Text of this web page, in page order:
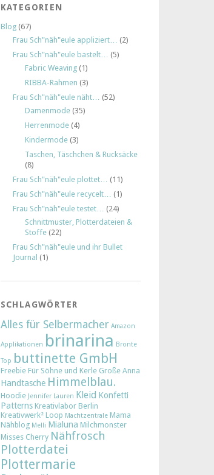
KATEGORIEN
Blog(67)
Frau Sch"näh"eule appliziert…
(2)
Frau Sch"näh"eule bastelt…
(5)
Fabric Weaving(1)
RIBBA-Rahmen (3)
Frau Sch"näh"eule näht…
(52)
Damenmode(35)
Herrenmode(4)
Kindermode(3)
Taschen, Täschchen & Rucksäcke
(8)
Frau Sch"näh"eule plottet…
(11)
Frau Sch"näh"eule recycelt…
(1)
Frau Sch"näh"eule testet…
(24)
Schnittmuster, Plotterdateien &
Stoffe(22)
Frau Sch"näh"eule und ihr Bullet
Journal (1)
SCHLAGWÖRTER
Alles für Selbermacher Amazon
Applikationen brinarina Bronte
Top buttinette GmbH
Freebie Für Söhne und Kerle Große Anna
Handtasche Himmelblau.
Hoodie Jennifer Lauren Kleid Konfetti
Patterns Kreativlabor Berlin
Kreativwerk² Loop Machtzentrale Mama
Nähblog Melli Mialuna Milchmonster
Misses Cherry Nähfrosch
Plotterdatei
Plottermarie